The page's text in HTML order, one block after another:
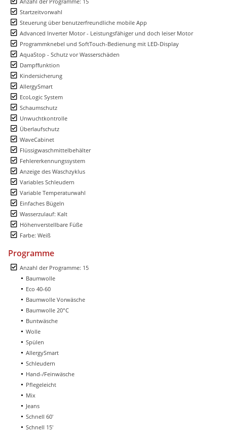
Startzeitvorwahl
Steuerung über benutzerfreundliche mobile App
Advanced Inverter Motor - Leistungsfähiger und doch leiser Motor
Programmknebel und SoftTouch-Bedienung mit LED-Display
AquaStop - Schutz vor Wasserschäden
Dampffunktion
Kindersicherung
AllergySmart
EcoLogic System
Schaumschutz
Unwuchtkontrolle
Überlaufschutz
WaveCabinet
Flüssigwaschmittelbehälter
Fehlererkennungssystem
Anzeige des Waschzyklus
Variables Schleudern
Variable Temperaturwahl
Einfaches Bügeln
Wasserzulauf: Kalt
Höhenverstellbare Füße
Farbe: Weiß
Programme
Anzahl der Programme: 15
Baumwolle
Eco 40-60
Baumwolle Vorwäsche
Baumwolle 20°C
Buntwäsche
Wolle
Spülen
AllergySmart
Schleudern
Hand-/Feinwäsche
Pflegeleicht
Mix
Jeans
Schnell 60'
Schnell 15'